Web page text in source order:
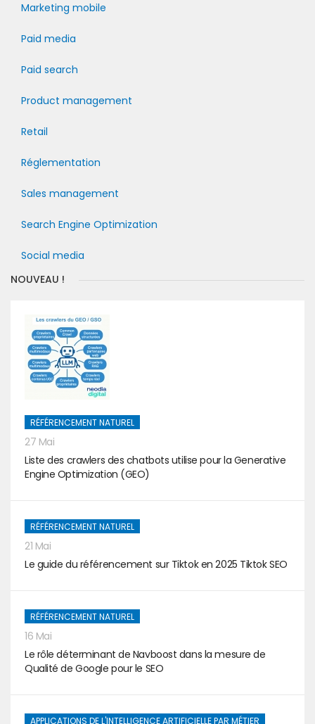
Marketing mobile
Paid media
Paid search
Product management
Retail
Réglementation
Sales management
Search Engine Optimization
Social media
NOUVEAU !
RÉFÉRENCEMENT NATUREL
27 Mai
Liste des crawlers des chatbots utilise pour la Generative
Engine Optimization (GEO)
RÉFÉRENCEMENT NATUREL
21 Mai
Le guide du référencement sur Tiktok en 2025 Tiktok SEO
RÉFÉRENCEMENT NATUREL
16 Mai
Le rôle déterminant de Navboost dans la mesure de
Qualité de Google pour le SEO
APPLICATIONS DE L'INTELLIGENCE ARTIFICIELLE PAR MÉTIER